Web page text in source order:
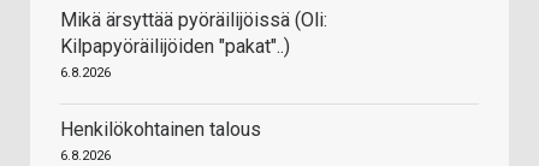
Mikä ärsyttää pyöräilijöissä (Oli:
Kilpapyöräilijöiden "pakat"..)
6.8.2026
Henkilökohtainen talous
6.8.2026